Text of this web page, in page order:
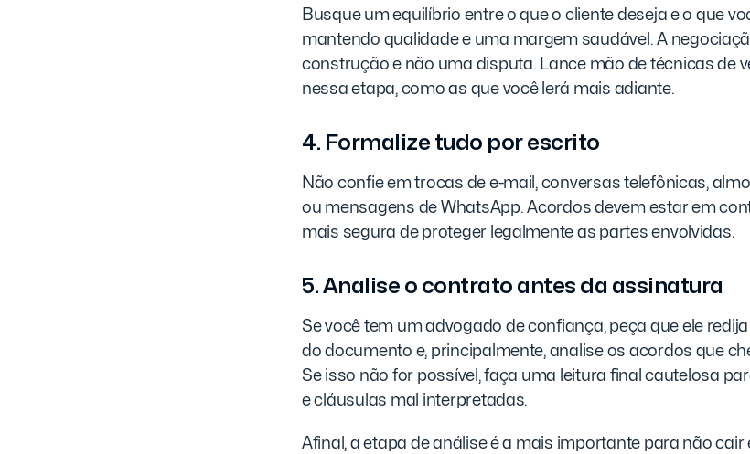
Busque um equilíbrio entre o que o cliente deseja e o que
mantendo qualidade e uma margem saudável. A
construção e não uma disputa. Lance mão de técnicas de
nessa etapa, como as que você lerá mais adiante.
4. Formalize tudo por escrito
Não confie em trocas de e-mail, conversas telefônicas,
ou mensagens de WhatsApp. Acordos devem estar em
mais segura de proteger legalmente as partes envolvidas.
5. Analise o contrato antes da assinatura
Se você tem um advogado de confiança, peça que ele
do documento e, principalmente, analise os acordos que
Se isso não for possível, faça uma leitura final cautelosa
e cláusulas mal interpretadas.
Afinal, a etapa de análise é a mais importante para não cair